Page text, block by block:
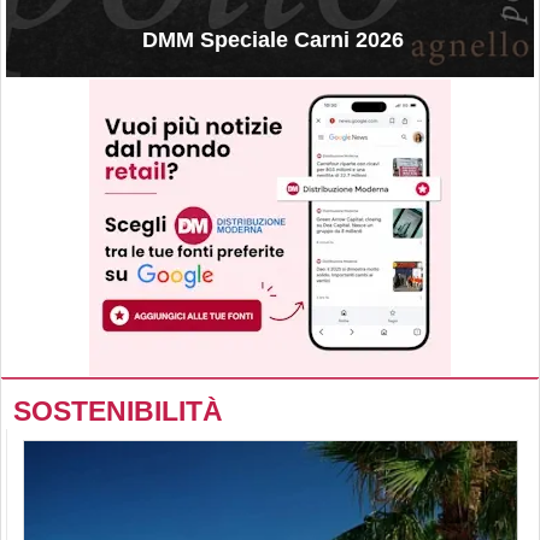
DMM Speciale Carni 2026
SOSTENIBILITÀ